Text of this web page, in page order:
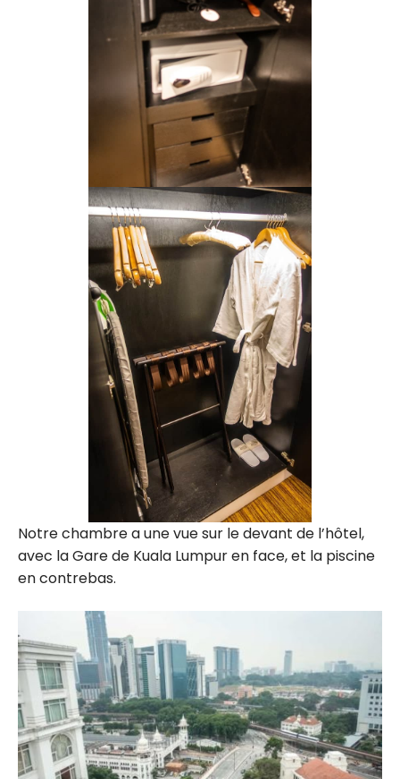
Notre chambre a une vue sur le devant de l’hôtel,
avec la Gare de Kuala Lumpur en face, et la piscine
en contrebas.